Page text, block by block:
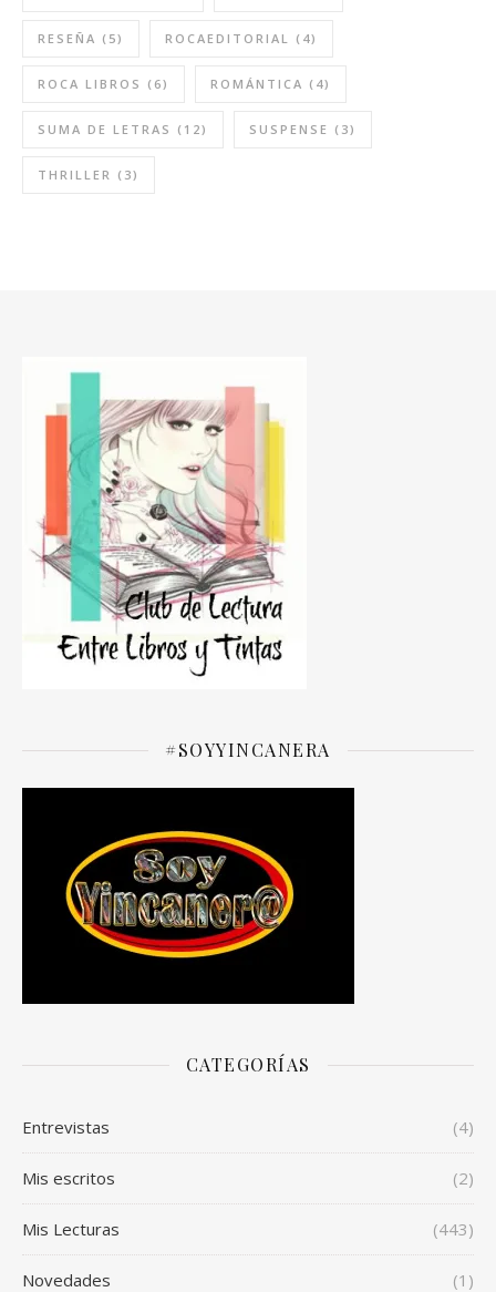
RESEÑA (5) ROCAEDITORIAL (4)
ROCA LIBROS (6) ROMÁNTICA (4)
SUMA DE LETRAS (12) SUSPENSE (3)
THRILLER (3)
#SOYYINCANERA
CATEGORÍAS
Entrevistas (4)
Mis escritos (2)
Mis Lecturas (443)
Novedades (1)